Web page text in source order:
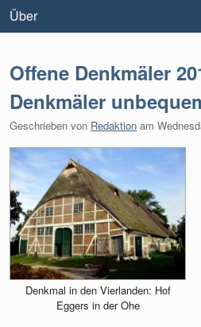
Über
Offene Denkmäler
Denkmäler
Geschrieben von Redaktion am
Denkmal in den Vierlanden: Hof
Eggers in der Ohe